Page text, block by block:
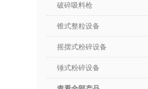
破碎吸料枪
锥式整粒设备
摇摆式粉碎设备
锤式粉碎设备